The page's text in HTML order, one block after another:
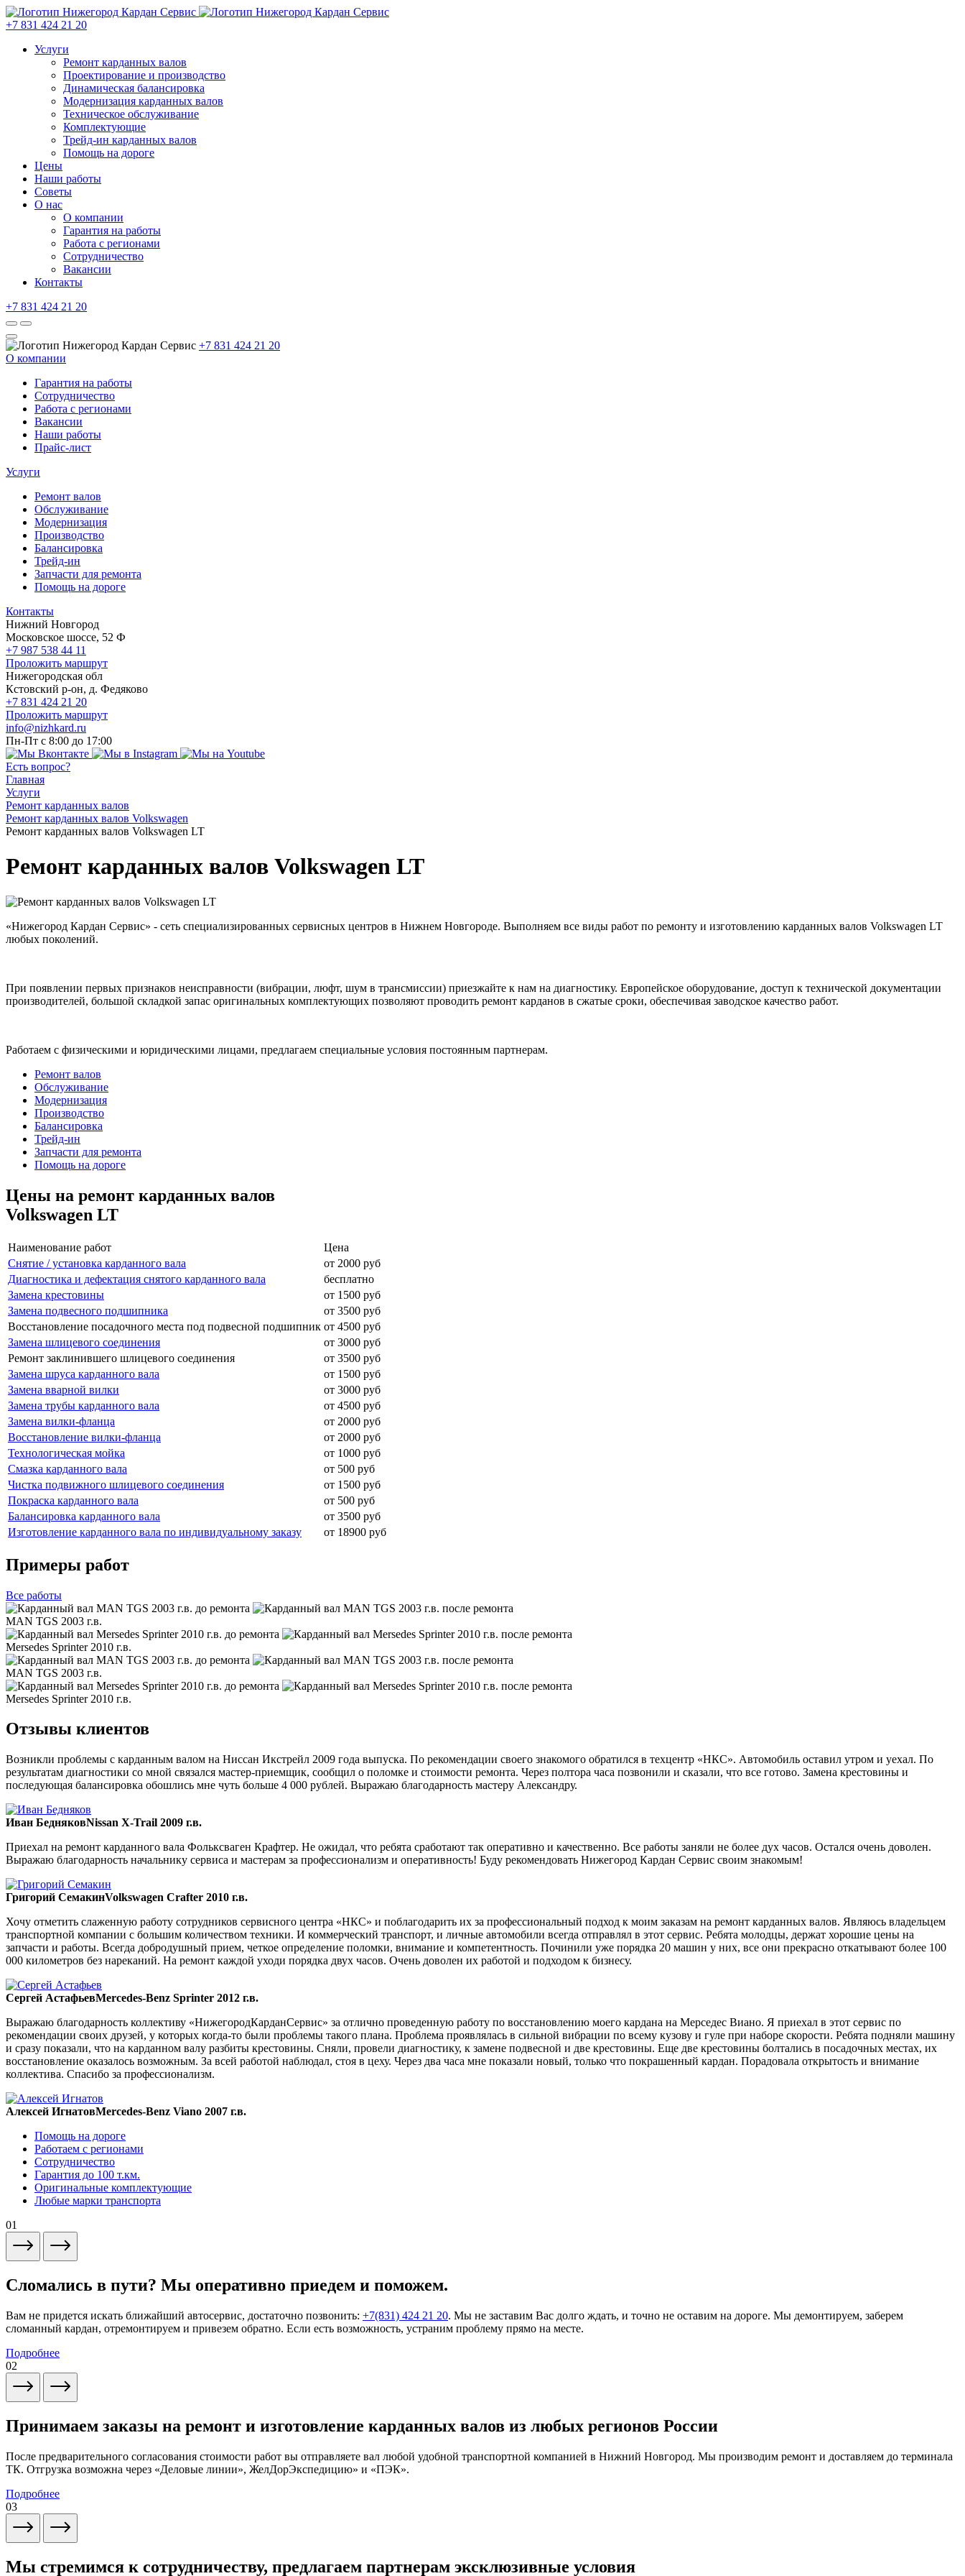
+7 831 424 21 20
Услуги
Ремонт карданных валов
Проектирование и производство
Динамическая балансировка
Модернизация карданных валов
Техническое обслуживание
Комплектующие
Трейд-ин карданных валов
Помощь на дороге
Цены
Наши работы
Советы
О нас
О компании
Гарантия на работы
Работа с регионами
Сотрудничество
Вакансии
Контакты
+7 831 424 21 20
+7 831 424 21 20
О компании
Гарантия на работы
Сотрудничество
Работа с регионами
Вакансии
Наши работы
Прайс-лист
Услуги
Ремонт валов
Обслуживание
Модернизация
Производство
Балансировка
Трейд-ин
Запчасти для ремонта
Помощь на дороге
Контакты
Нижний Новгород
Московское шоссе, 52 Ф
+7 987 538 44 11
Проложить маршрут
Нижегородская обл
Кстовский р-он, д. Федяково
+7 831 424 21 20
Проложить маршрут
info@nizhkard.ru
Пн-Пт с 8:00 до 17:00
Есть вопрос?
Главная
Услуги
Ремонт карданных валов
Ремонт карданных валов Volkswagen
Ремонт карданных валов Volkswagen LT
Ремонт карданных валов Volkswagen LT
«Нижегород Кардан Сервис» - сеть специализированных сервисных центров в Нижнем Новгороде. Выполняем все виды работ по ремонту и изготовлению карданных валов Volkswagen LT
любых поколений.
При появлении первых признаков неисправности (вибрации, люфт, шум в трансмиссии) приезжайте к нам на диагностику. Европейское оборудование, доступ к технической документации
производителей, большой складкой запас оригинальных комплектующих позволяют проводить ремонт карданов в сжатые сроки, обеспечивая заводское качество работ.
Работаем с физическими и юридическими лицами, предлагаем специальные условия постоянным партнерам.
Ремонт валов
Обслуживание
Модернизация
Производство
Балансировка
Трейд-ин
Запчасти для ремонта
Помощь на дороге
Цены на ремонт карданных валов
Volkswagen LT
Наименование работ
Цена
Снятие / установка карданного вала
от 2000 руб
Диагностика и дефектация снятого карданного вала
бесплатно
Замена крестовины
от 1500 руб
Замена подвесного подшипника
от 3500 руб
Восстановление посадочного места под подвесной подшипник от 4500 руб
Замена шлицевого соединения
от 3000 руб
Ремонт заклинившего шлицевого соединения
от 3500 руб
Замена шруса карданного вала
от 1500 руб
Замена вварной вилки
от 3000 руб
Замена трубы карданного вала
от 4500 руб
Замена вилки-фланца
от 2000 руб
Восстановление вилки-фланца
от 2000 руб
Технологическая мойка
от 1000 руб
Смазка карданного вала
от 500 руб
Чистка подвижного шлицевого соединения
от 1500 руб
Покраска карданного вала
от 500 руб
Балансировка карданного вала
от 3500 руб
Изготовление карданного вала по индивидуальному заказу
от 18900 руб
Примеры работ
Все работы
MAN TGS 2003 г.в.
Mersedes Sprinter 2010 г.в.
MAN TGS 2003 г.в.
Mersedes Sprinter 2010 г.в.
Отзывы клиентов
Возникли проблемы с карданным валом на Ниссан Икстрейл 2009 года выпуска. По рекомендации своего знакомого обратился в техцентр «НКС». Автомобиль оставил утром и уехал. По
результатам диагностики со мной связался мастер-приемщик, сообщил о поломке и стоимости ремонта. Через полтора часа позвонили и сказали, что все готово. Замена крестовины и
последующая балансировка обошлись мне чуть больше 4 000 рублей. Выражаю благодарность мастеру Александру.
Иван БедняковNissan X-Trail 2009 г.в.
Приехал на ремонт карданного вала Фольксваген Крафтер. Не ожидал, что ребята сработают так оперативно и качественно. Все работы заняли не более дух часов. Остался очень доволен.
Выражаю благодарность начальнику сервиса и мастерам за профессионализм и оперативность! Буду рекомендовать Нижегород Кардан Сервис своим знакомым!
Григорий СемакинVolkswagen Crafter 2010 г.в.
Хочу отметить слаженную работу сотрудников сервисного центра «НКС» и поблагодарить их за профессиональный подход к моим заказам на ремонт карданных валов. Являюсь владельцем
транспортной компании с большим количеством техники. И коммерческий транспорт, и личные автомобили всегда отправлял в этот сервис. Ребята молодцы, держат хорошие цены на
запчасти и работы. Всегда добродушный прием, четкое определение поломки, внимание и компетентность. Починили уже порядка 20 машин у них, все они прекрасно откатывают более 100
000 километров без нареканий. На ремонт каждой уходи порядка двух часов. Очень доволен их работой и подходом к бизнесу.
Сергей АстафьевMercedes-Benz Sprinter 2012 г.в.
Выражаю благодарность коллективу «НижегородКарданСервис» за отлично проведенную работу по восстановлению моего кардана на Мерседес Виано. Я приехал в этот сервис по
рекомендации своих друзей, у которых когда-то были проблемы такого плана. Проблема проявлялась в сильной вибрации по всему кузову и гуле при наборе скорости. Ребята подняли машину
и сразу показали, что на карданном валу разбиты крестовины. Сняли, провели диагностику, к замене подвесной и две крестовины. Еще две крестовины болтались в посадочных местах, их
восстановление оказалось возможным. За всей работой наблюдал, стоя в цеху. Через два часа мне показали новый, только что покрашенный кардан. Порадовала открытость и внимание
коллектива. Спасибо за профессионализм.
Алексей ИгнатовMercedes-Benz Viano 2007 г.в.
Помощь на дороге
Работаем с регионами
Сотрудничество
Гарантия до 100 т.км.
Оригинальные комплектующие
Любые марки транспорта
01
Сломались в пути? Мы оперативно приедем и поможем.
Вам не придется искать ближайший автосервис, достаточно позвонить: +7(831) 424 21 20. Мы не заставим Вас долго ждать, и точно не оставим на дороге. Мы демонтируем, заберем
сломанный кардан, отремонтируем и привезем обратно. Если есть возможность, устраним проблему прямо на месте.
Подробнее
02
Принимаем заказы на ремонт и изготовление карданных валов из любых регионов России
После предварительного согласования стоимости работ вы отправляете вал любой удобной транспортной компанией в Нижний Новгород. Мы производим ремонт и доставляем до терминала
ТК. Отгрузка возможна через «Деловые линии», ЖелДорЭкспедицию» и «ПЭК».
Подробнее
03
Мы стремимся к сотрудничеству, предлагаем партнерам эксклюзивные условия